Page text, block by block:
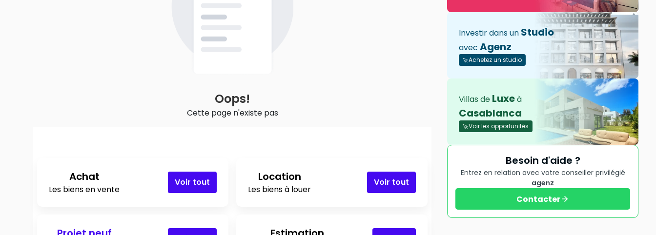
Oops!
Cette page n'existe pas
Achat
Les biens en vente
Voir tout Location
Les biens à louer
Voir tout
Investir dans un Studio
avec Agenz
Achetez un studio
Villas de Luxeà
Casablanca
Voir les opportunités
Besoin d'aide ?
Entrez en relation avec votre conseiller privilégié
agenz
Contacter